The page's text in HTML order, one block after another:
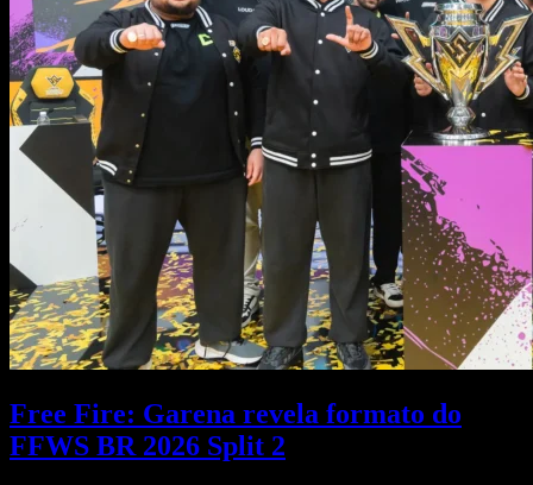
Free Fire: Garena revela formato do
FFWS BR 2026 Split 2